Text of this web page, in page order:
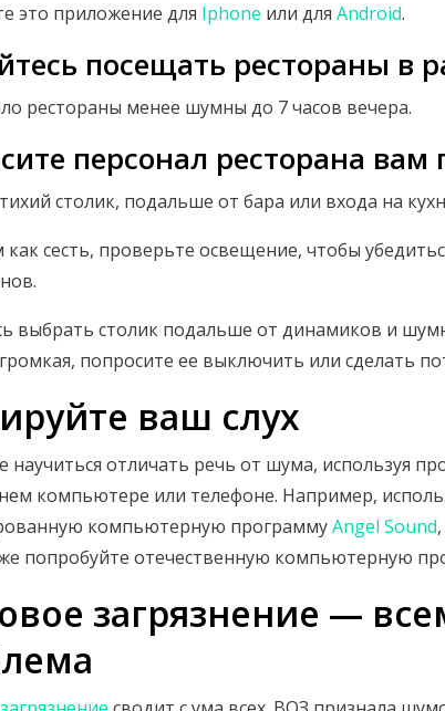
это приложение для Iphone или для Android.
посещать рестораны в
рестораны менее шумны до 7 часов вечера.
персонал ресторана вам
столик, подальше от бара или входа на
сесть, проверьте освещение, чтобы
выбрать столик подальше от динамиков и
попросите ее выключить или сделать
ваш слух
научиться отличать речь от шума, используя
компьютере или телефоне. Например,
компьютерную программуAngel Sound
попробуйте отечественную компьютерную
загрязнение —